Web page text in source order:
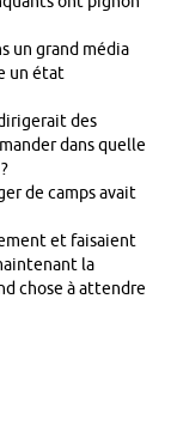
un grand média
un état
des
dans quelle
de camps avait
et faisaient
la
chose à attendre